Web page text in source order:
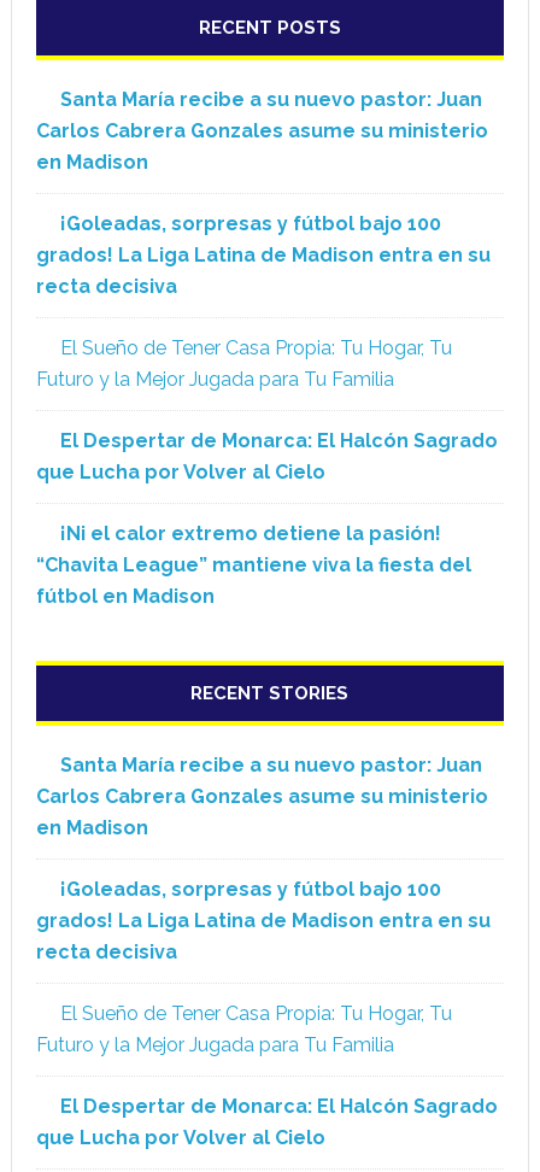
RECENT POSTS
Santa María recibe a su nuevo pastor: Juan
Carlos Cabrera Gonzales asume su ministerio
en Madison
¡Goleadas, sorpresas y fútbol bajo 100
grados! La Liga Latina de Madison entra en su
recta decisiva
El Sueño de Tener Casa Propia: Tu Hogar, Tu
Futuro y la Mejor Jugada para Tu Familia
El Despertar de Monarca: El Halcón Sagrado
que Lucha por Volver al Cielo
¡Ni el calor extremo detiene la pasión!
“Chavita League” mantiene viva la fiesta del
fútbol en Madison
RECENT STORIES
Santa María recibe a su nuevo pastor: Juan
Carlos Cabrera Gonzales asume su ministerio
en Madison
¡Goleadas, sorpresas y fútbol bajo 100
grados! La Liga Latina de Madison entra en su
recta decisiva
El Sueño de Tener Casa Propia: Tu Hogar, Tu
Futuro y la Mejor Jugada para Tu Familia
El Despertar de Monarca: El Halcón Sagrado
que Lucha por Volver al Cielo